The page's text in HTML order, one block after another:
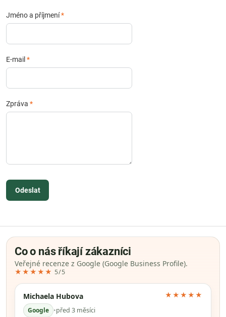
Jméno a příjmení*
E-mail *
Zpráva *
Odeslat
Co o nás říkají zákazníci
Veřejné recenze z Google (Google Business Profile).
★★★★★ 5/5
Michaela Hubova
Google •před 3 měsíci
★★★★★